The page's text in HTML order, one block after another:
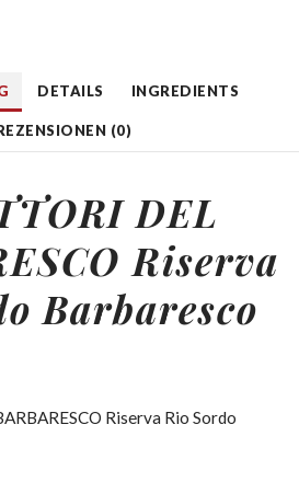
DETAILS INGREDIENTS
(0)
DEL
Riserva
Barbaresco
Riserva Rio Sordo